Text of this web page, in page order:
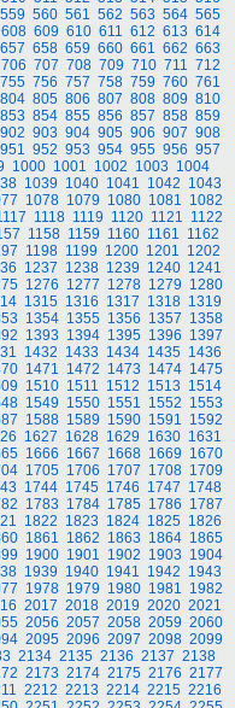
559 560 561 562 563 564 565
608 609 610 611 612 613 614
657 658 659 660 661 662 663
706 707 708 709 710 711 712
755 756 757 758 759 760 761
804 805 806 807 808 809 810
853 854 855 856 857 858 859
902 903 904 905 906 907 908
951 952 953 954 955 956 957
1000 1001 1002 1003 1004
1039 1040 1041 1042 1043
1078 1079 1080 1081 1082
1118 1119 1120 1121 1122
1158 1159 1160 1161 1162
1198 1199 1200 1201 1202
1237 1238 1239 1240 1241
1276 1277 1278 1279 1280
1315 1316 1317 1318 1319
1354 1355 1356 1357 1358
1393 1394 1395 1396 1397
1432 1433 1434 1435 1436
1471 1472 1473 1474 1475
1510 1511 1512 1513 1514
1549 1550 1551 1552 1553
1588 1589 1590 1591 1592
1627 1628 1629 1630 1631
1666 1667 1668 1669 1670
1705 1706 1707 1708 1709
1744 1745 1746 1747 1748
1783 1784 1785 1786 1787
1822 1823 1824 1825 1826
1861 1862 1863 1864 1865
1900 1901 1902 1903 1904
1939 1940 1941 1942 1943
1978 1979 1980 1981 1982
2017 2018 2019 2020 2021
2056 2057 2058 2059 2060
2095 2096 2097 2098 2099
2134 2135 2136 2137 2138
2173 2174 2175 2176 2177
2212 2213 2214 2215 2216